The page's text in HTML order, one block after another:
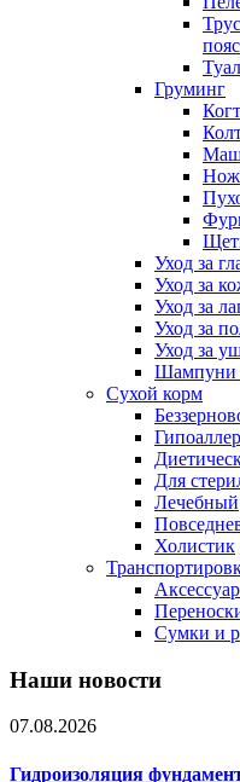
Груминг
Уход за
Уход за
Уход за
Уход за
Уход за
Шампуни
Сухой корм
Для
Лечебный
Холистик
Сумки и
Наши новости
07.08.2026
Гидроизоляция